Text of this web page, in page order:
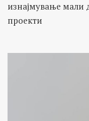
изнајмување
проекти